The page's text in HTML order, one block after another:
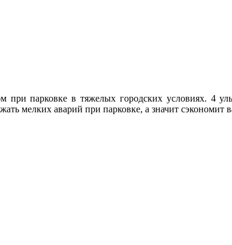
парковке в тяжелых городских условиях. 4
мелких аварий при парковке, а значит сэкономит